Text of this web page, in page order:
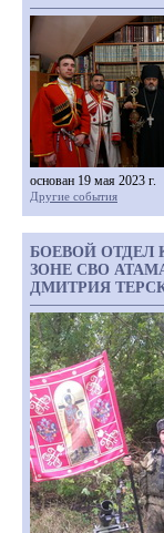
основан 19 мая 2023 г.
Другие события
БОЕВОЙ ОТДЕЛ
ЗОНЕ СВО
ДМИТРИЯ